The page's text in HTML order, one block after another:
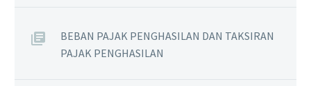
BEBAN PAJAK PENGHASILAN DAN TAKSIRAN
PAJAK PENGHASILAN